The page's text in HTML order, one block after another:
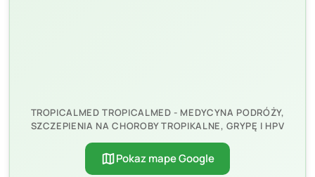
TROPICALMED TROPICALMED - MEDYCYNA PODRÓŻY,
SZCZEPIENIA NA CHOROBY TROPIKALNE, GRYPĘ I HPV
mapPokaz mape Google